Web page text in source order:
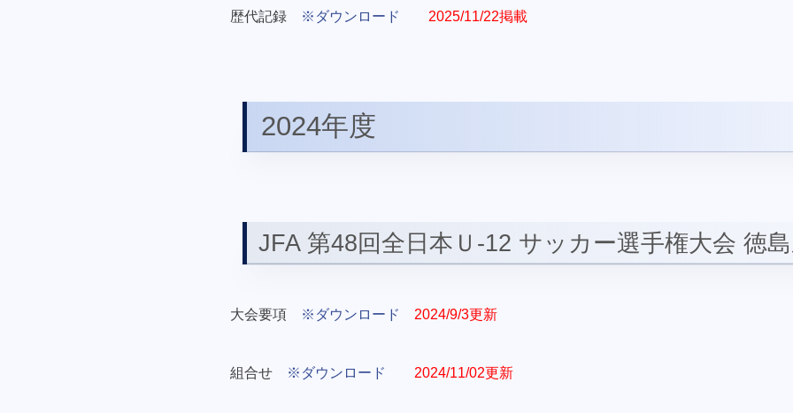
歴代記録 ※ダウンロード 2025/11/22掲載
2024年度
JFA 第48回全日本Ｕ-12 サッカー選手権大会 徳
大会要項 ※ダウンロード 2024/9/3更新
組合せ ※ダウンロード 2024/11/02更新